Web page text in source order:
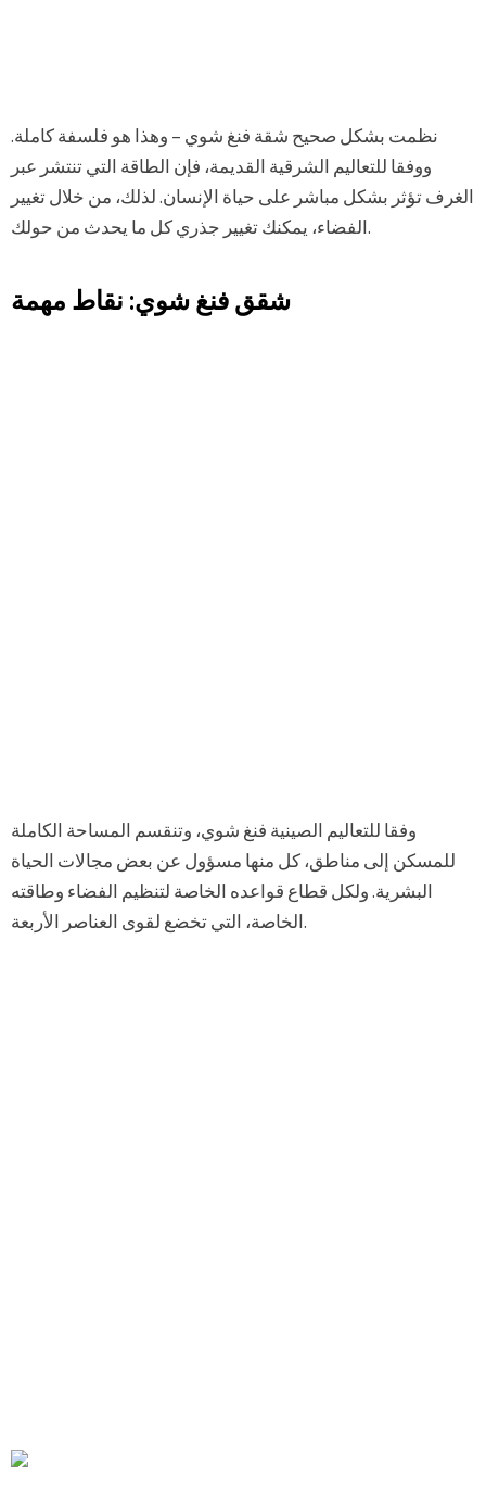
نظمت بشكل صحيح شقة فنغ شوي – وهذا هو فلسفة كاملة.
ووفقا للتعاليم الشرقية القديمة، فإن الطاقة التي تنتشر عبر
الغرف تؤثر بشكل مباشر على حياة الإنسان. لذلك، من خلال تغيير
الفضاء، يمكنك تغيير جذري كل ما يحدث من حولك.
شقق فنغ شوي: نقاط مهمة
وفقا للتعاليم الصينية فنغ شوي، وتنقسم المساحة الكاملة
للمسكن إلى مناطق، كل منها مسؤول عن بعض مجالات الحياة
البشرية. ولكل قطاع قواعده الخاصة لتنظيم الفضاء وطاقته
الخاصة، التي تخضع لقوى العناصر الأربعة.